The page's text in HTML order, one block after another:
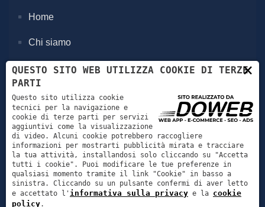
×
QUESTO SITO WEB UTILIZZA COOKIE DI TERZE
PARTI
Questo sito utilizza cookie
tecnici per la navigazione e
cookie di terze parti per servizi
aggiuntivi come la visualizzazione
di video. Alcuni cookie potrebbero raccogliere
informazioni per mostrarti pubblicità mirata e tracciare
la tua attività, installandosi solo cliccando su "Accetta
tutti i cookie". Puoi modificare le tue preferenze in
qualsiasi momento tramite il link "Cookie" in basso a
sinistra. Cliccando su un pulsante confermi di aver letto
e accettato l' informativa sulla privacy e la cookie
policy.
Home
Chi siamo
Servizi
News e corsi
Contatti
Servizi
Igiene e profilassi